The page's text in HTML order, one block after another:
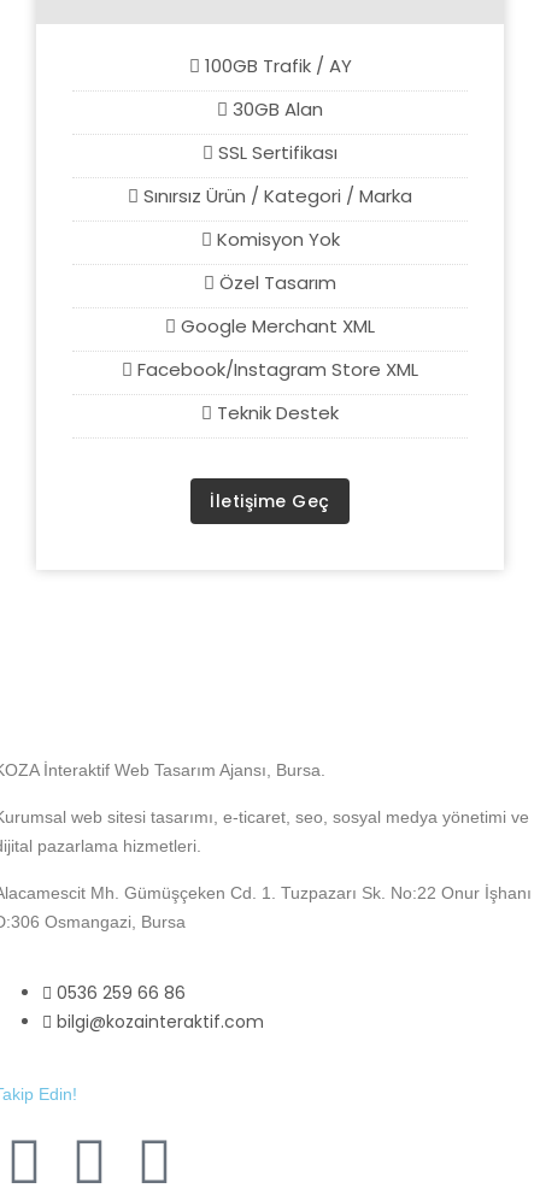
100GB Trafik / AY
30GB Alan
SSL Sertifikası
Sınırsız Ürün / Kategori / Marka
Komisyon Yok
Özel Tasarım
Google Merchant XML
Facebook/Instagram Store XML
Teknik Destek
İletişime Geç
İnteraktif Web Tasarım Ajansı, Bursa.
web sitesi tasarımı, e-ticaret, seo, sosyal medya yönetimi ve
pazarlama hizmetleri.
Mh. Gümüşçeken Cd. 1. Tuzpazarı Sk. No:22 Onur İşhanı
Osmangazi, Bursa
0536 259 66 86
bilgi@kozainteraktif.com
Edin!